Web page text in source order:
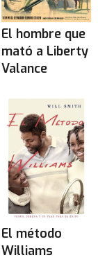
El hombre que
mató a Liberty
Valance
El método
Williams